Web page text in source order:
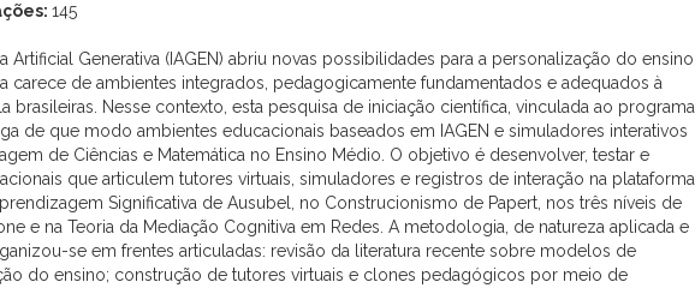
145
Artificial Generativa (IAGEN) abriu novas possibilidades para a personalização do ensino,
carece de ambientes integrados, pedagogicamente fundamentados e adequados à
brasileiras. Nesse contexto, esta pesquisa de iniciação científica, vinculada ao programa
de que modo ambientes educacionais baseados em IAGEN e simuladores interativos
de Ciências e Matemática no Ensino Médio. O objetivo é desenvolver, testar e
que articulem tutores virtuais, simuladores e registros de interação na plataforma
Significativa de Ausubel, no Construcionismo de Papert, nos três níveis de
e na Teoria da Mediação Cognitiva em Redes. A metodologia, de natureza aplicada e
se em frentes articuladas: revisão da literatura recente sobre modelos de
do ensino; construção de tutores virtuais e clones pedagógicos por meio de